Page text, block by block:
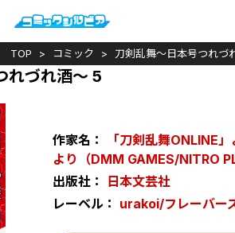
TOP コミック 刀剣乱舞～日本号つれづ
れづれ酒～ 5
作家名： 「刀剣乱舞ONLINE
より（DMM GAMES/NITRO
出版社：
日本文芸社
レーベル： urakoi/フレーバー